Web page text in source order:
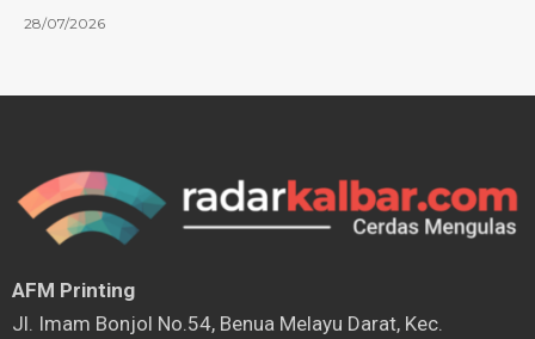
28/07/2026
AFM Printing
⁠Jl. Imam Bonjol No.54, Benua Melayu Darat, Kec.